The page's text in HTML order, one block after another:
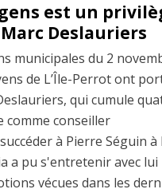
est un
Deslauriers
municipales du 2
de L’Île-Perrot ont
qui cumule
comme conseiller
à Pierre Séguin à
a pu s'entretenir avec
vécues dans les